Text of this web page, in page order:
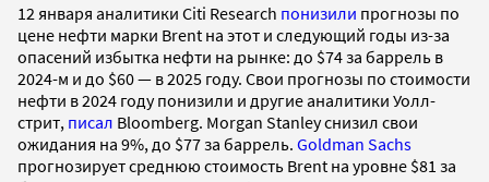
12 января аналитики Citi Research понизили прогнозы по
цене нефти марки Brent на этот и следующий годы из-за
опасений избытка нефти на рынке: до $74 за баррель в
2024-м и до $60 — в 2025 году. Свои прогнозы по стоимости
нефти в 2024 году понизили и другие аналитики Уолл-
стрит, писал Bloomberg. Morgan Stanley снизил свои
ожидания на 9%, до $77 за баррель. Goldman Sachs
прогнозирует среднюю стоимость Brent на уровне $81 за